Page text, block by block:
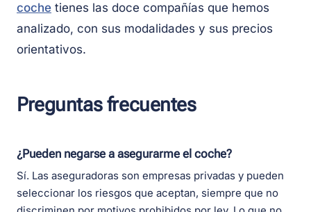
coche tienes las doce compañías que hemos
analizado, con sus modalidades y sus precios
orientativos.
Preguntas frecuentes
¿Pueden negarse a asegurarme el coche?
Sí. Las aseguradoras son empresas privadas y pueden
seleccionar los riesgos que aceptan, siempre que no